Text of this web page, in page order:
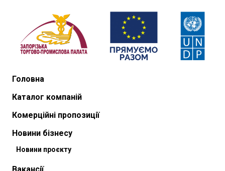
Головна
Каталог компаній
Комерційні пропозиції
Новини бізнесу
Новини проєкту